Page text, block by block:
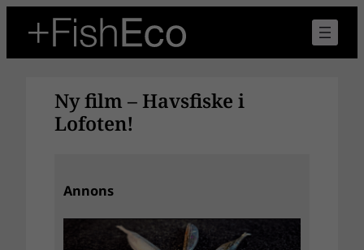
innehåll
Ny film – Havsfiske i
Lofoten!
Annons